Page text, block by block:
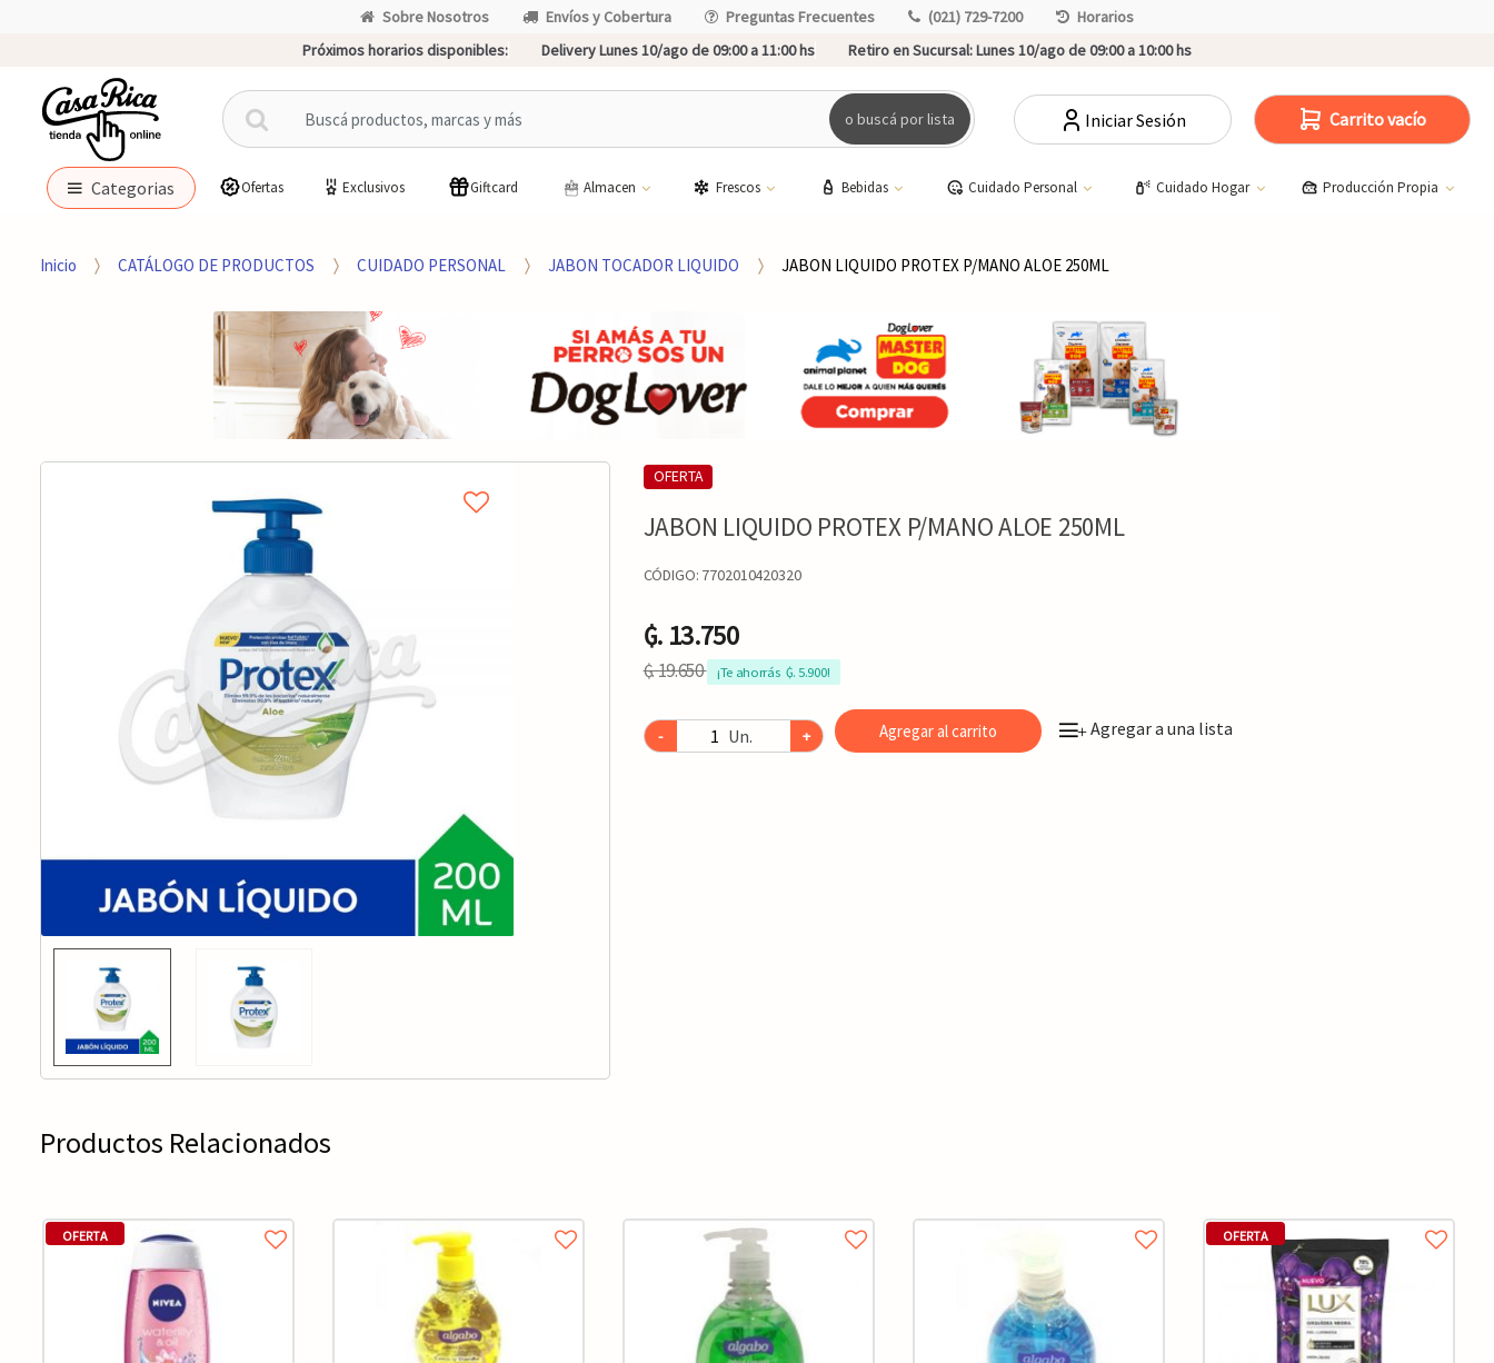
Sobre Nosotros Envíos y Cobertura Preguntas Frecuentes (021) 729-7200
Horarios
Próximos horarios disponibles:
Delivery Lunes 10/ago de 09:00 a 11:00 hs Retiro en Sucursal:Lunes 10/ago de 09:00 a 10:00 hs
B
u
c
p
r
:
o buscá por lista Iniciar Sesión Carrito vacío
Categorias Ofertas Exclusivos Giftcard Almacen Frescos Bebidas Cuidado Personal Cuidado Hogar Producción Propia
Inicio CATÁLOGO DE PRODUCTOS CUIDADO PERSONAL JABON TOCADOR LIQUIDO JABON LIQUIDO PROTEX P/MANO ALOE 250ML
OFERTA
JABON LIQUIDO PROTEX P/MANO ALOE 250ML
CÓDIGO: 7702010420320
₲. 13.750
₲. 19.650 ¡Te ahorrás  ₲. 5.900!
- Un. + Agregar al carrito +Agregar a una lista
Productos Relacionados
OFERTA OFERTA